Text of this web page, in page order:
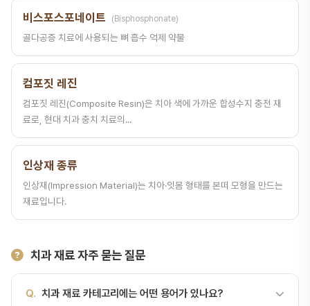
비스포스포네이트 (Bisphosphonate)
골다공증 치료에 사용되는 뼈 흡수 억제 약물
컴포짓 레진
컴포짓 레진(Composite Resin)은 치아 색에 가까운 합성수지 충전 재
료로, 현대 치과 충치 치료의...
인상재 종류
인상재(Impression Material)는 치아·잇몸 형태를 본떠 모형을 만드는
재료입니다.
치과 재료 자주 묻는 질문
Q. 치과 재료 카테고리에는 어떤 용어가 있나요?